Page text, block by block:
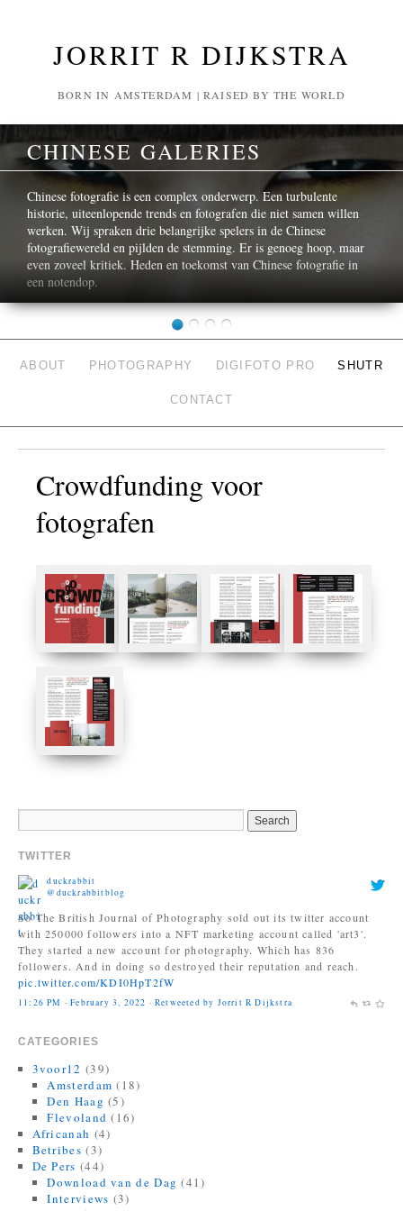
JORRIT R DIJKSTRA
BORN IN AMSTERDAM | RAISED BY THE WORLD
CHINESE GALERIES
Chinese fotografie is een complex onderwerp. Een turbulente
historie, uiteenlopende trends en fotografen die niet samen willen
werken. Wij spraken drie belangrijke spelers in de Chinese
fotografiewereld en pijlden de stemming. Er is genoeg hoop, maar
even zoveel kritiek. Heden en toekomst van Chinese fotografie in
een notendop.
ABOUT PHOTOGRAPHY DIGIFOTO PRO SHUTR
CONTACT
Crowdfunding voor
fotografen
TWITTER
duckrabbit
@duckrabbitblog
So The British Journal of Photography sold out its twitter account
with 250000 followers into a NFT marketing account called 'art3'.
They started a new account for photography. Which has 836
followers. And in doing so destroyed their reputation and reach.
pic.twitter.com/KDI0HpT2fW
11:26 PM · February 3, 2022 ·Retweeted by Jorrit R Dijkstra
CATEGORIES
3voor12 (39)
Amsterdam (18)
Den Haag (5)
Flevoland (16)
Africanah (4)
Betribes (3)
De Pers (44)
Download van de Dag (41)
Interviews (3)